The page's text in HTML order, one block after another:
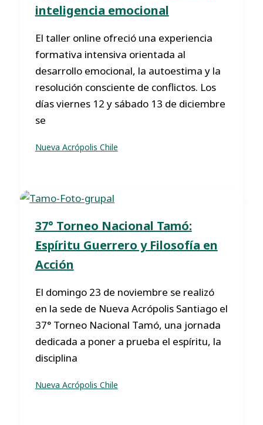
inteligencia emocional
El taller online ofreció una experiencia
formativa intensiva orientada al
desarrollo emocional, la autoestima y la
resolución consciente de conflictos. Los
días viernes 12 y sábado 13 de diciembre
se
Nueva Acrópolis Chile
37° Torneo Nacional Tamó:
Espíritu Guerrero y Filosofía en
Acción
El domingo 23 de noviembre se realizó
en la sede de Nueva Acrópolis Santiago el
37° Torneo Nacional Tamó, una jornada
dedicada a poner a prueba el espíritu, la
disciplina
Nueva Acrópolis Chile